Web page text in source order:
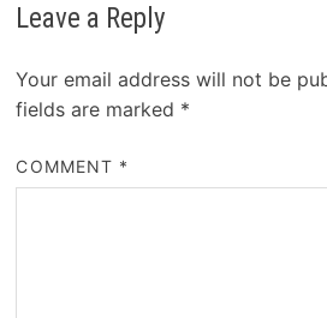
Leave a Reply
Your email address will not be
fields are marked *
COMMENT *